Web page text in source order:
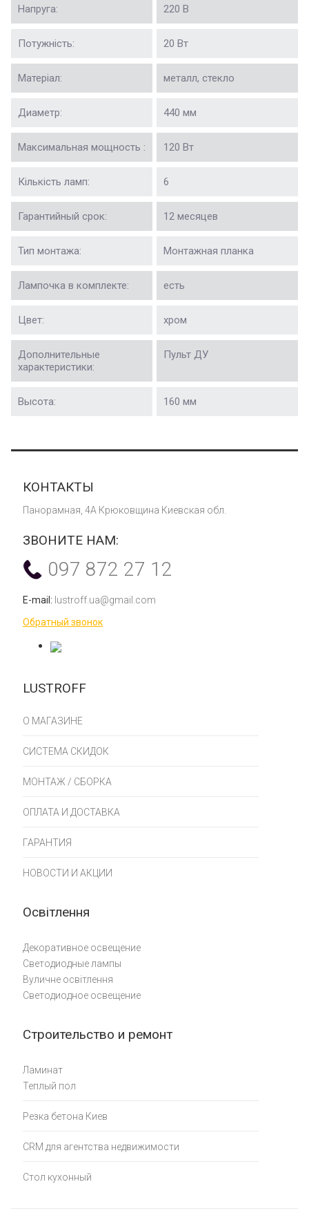
Напруга: 220 В
Потужність: 20 Вт
Матеріал: металл, стекло
Диаметр: 440 мм
Максимальная мощность : 120 Вт
Кількість ламп: 6
Гарантийный срок: 12 месяцев
Тип монтажа: Монтажная планка
Лампочка в комплекте: есть
Цвет: хром
Дополнительные
характеристики:
Пульт ДУ
Высота: 160 мм
LUSTROFF
О МАГАЗИНЕ
СИСТЕМА СКИДОК
МОНТАЖ / СБОРКА
ОПЛАТА И ДОСТАВКА
ГАРАНТИЯ
НОВОСТИ И АКЦИИ
Освітлення
Декоративное освещение
Светодиодные лампы
Вуличне освітлення
Светодиодное освещение
Строительство и ремонт
Ламинат
Теплый пол
Резка бетона Киев
CRM для агентства недвижимости
Стол кухонный
КОНТАКТЫ
Панорамная, 4А Крюковщина Киевская обл.
ЗВОНИТЕ НАМ:
097 872 27 12
E-mail: lustroff.ua@gmail.com
Обратный звонок